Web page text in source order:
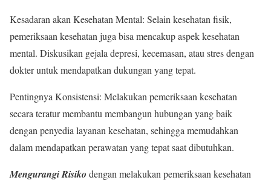
Kesadaran akan Kesehatan Mental: Selain kesehatan fisik,
pemeriksaan kesehatan juga bisa mencakup aspek kesehatan
mental. Diskusikan gejala depresi, kecemasan, atau stres dengan
dokter untuk mendapatkan dukungan yang tepat.
Pentingnya Konsistensi: Melakukan pemeriksaan kesehatan
secara teratur membantu membangun hubungan yang baik
dengan penyedia layanan kesehatan, sehingga memudahkan
dalam mendapatkan perawatan yang tepat saat dibutuhkan.
Mengurangi Risiko dengan melakukan pemeriksaan kesehatan